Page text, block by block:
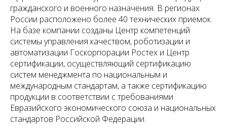
гражданского и военного назначения. В регионах
России расположено более 40 технических приемок.
На базе компании созданы Центр компетенций
системы управления качеством, роботизации и
автоматизации Госкорпорации Ростех и Центр
сертификации, осуществляющий сертификацию
систем менеджмента по национальным и
международным стандартам, а также сертификацию
продукции в соответствии с требованиями
Евразийского экономического союза и национальных
стандартов Российской Федерации.